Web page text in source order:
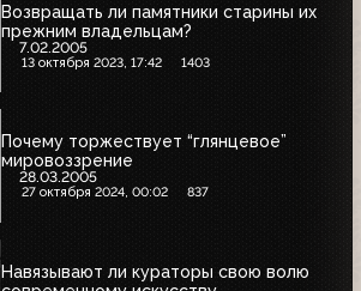
Возвращать ли памятники старины их
прежним владельцам?
7.02.2005
13 октября 2023, 17:42 1403
Почему торжествует “глянцевое”
мировоззрение
28.03.2005
27 октября 2024, 00:02 837
Навязывают ли кураторы свою волю